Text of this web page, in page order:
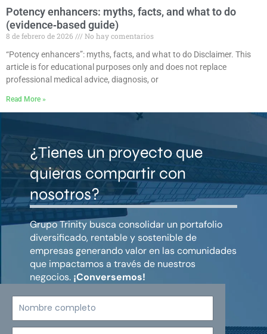
Potency enhancers: myths, facts, and what to do
(evidence‑based guide)
8 de febrero de 2026
No hay comentarios
“Potency enhancers”: myths, facts, and what to do Disclaimer. This
article is for educational purposes only and does not replace
professional medical advice, diagnosis, or
Read More »
¿Tienes un proyecto que
quieras compartir con
nosotros?
Grupo Trinity busca consolidar un portafolio
diversificado, rentable y sostenible de
empresas generando valor en las comunidades
que impactamos a través de nuestros
negocios. ¡Conversemos!